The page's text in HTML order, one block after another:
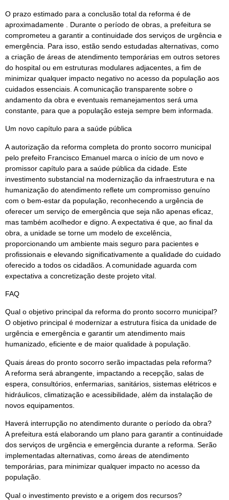
O prazo estimado para a conclusão total da reforma é de
aproximadamente . Durante o período de obras, a prefeitura se
comprometeu a garantir a continuidade dos serviços de urgência e
emergência. Para isso, estão sendo estudadas alternativas, como
a criação de áreas de atendimento temporárias em outros setores
do hospital ou em estruturas modulares adjacentes, a fim de
minimizar qualquer impacto negativo no acesso da população aos
cuidados essenciais. A comunicação transparente sobre o
andamento da obra e eventuais remanejamentos será uma
constante, para que a população esteja sempre bem informada.
Um novo capítulo para a saúde pública
A autorização da reforma completa do pronto socorro municipal
pelo prefeito Francisco Emanuel marca o início de um novo e
promissor capítulo para a saúde pública da cidade. Este
investimento substancial na modernização da infraestrutura e na
humanização do atendimento reflete um compromisso genuíno
com o bem-estar da população, reconhecendo a urgência de
oferecer um serviço de emergência que seja não apenas eficaz,
mas também acolhedor e digno. A expectativa é que, ao final da
obra, a unidade se torne um modelo de excelência,
proporcionando um ambiente mais seguro para pacientes e
profissionais e elevando significativamente a qualidade do cuidado
oferecido a todos os cidadãos. A comunidade aguarda com
expectativa a concretização deste projeto vital.
FAQ
Qual o objetivo principal da reforma do pronto socorro municipal?
O objetivo principal é modernizar a estrutura física da unidade de
urgência e emergência e garantir um atendimento mais
humanizado, eficiente e de maior qualidade à população.
Quais áreas do pronto socorro serão impactadas pela reforma?
A reforma será abrangente, impactando a recepção, salas de
espera, consultórios, enfermarias, sanitários, sistemas elétricos e
hidráulicos, climatização e acessibilidade, além da instalação de
novos equipamentos.
Haverá interrupção no atendimento durante o período da obra?
A prefeitura está elaborando um plano para garantir a continuidade
dos serviços de urgência e emergência durante a reforma. Serão
implementadas alternativas, como áreas de atendimento
temporárias, para minimizar qualquer impacto no acesso da
população.
Qual o investimento previsto e a origem dos recursos?